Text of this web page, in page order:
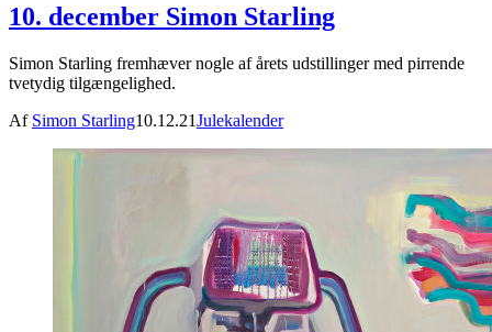
10. december Simon Starling
Simon Starling fremhæver nogle af årets udstillinger med pirrende
tvetydig tilgængelighed.
Af Simon Starling10.12.21Julekalender